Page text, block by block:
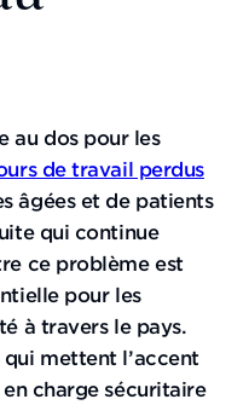
au dos pour les
de travail perdus
âgées et de patients
qui continue
ce problème est
pour les
à travers le pays.
mettent l’accent
en charge sécuritaire